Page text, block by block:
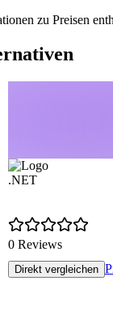
zu Preisen
.NET
0 Reviews
Direkt vergleichen